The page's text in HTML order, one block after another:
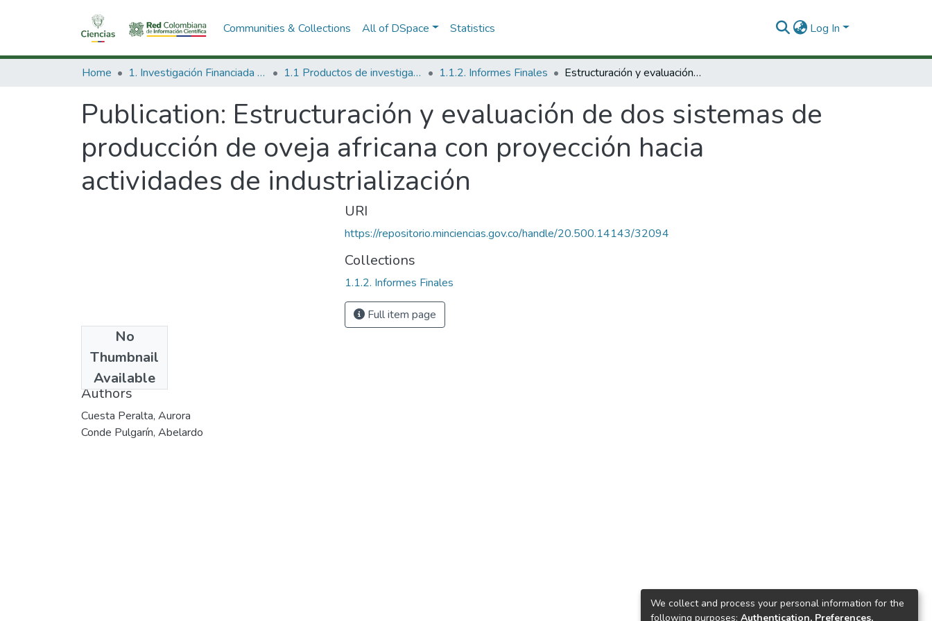
Communities & Collections All of DSpace Statistics Log In
Home 1. Investigación Financiada con Recursos Públicos 1.1 Productos de investigación 1.1.2. Informes Finales Estructuración y evaluación de dos sistemas de producción de oveja africana con proyección hacia actividades de industrialización
Publication: Estructuración y evaluación de dos sistemas de
producción de oveja africana con proyección hacia
actividades de industrialización
No
Thumbnail
Available
200
Authors
Cuesta Peralta, Aurora
Conde Pulgarín, Abelardo
URI
https://repositorio.minciencias.gov.co/handle/20.500.14143/32094
Collections
1.1.2. Informes Finales
Full item page
We collect and process your personal information for the
following purposes: Authentication, Preferences,